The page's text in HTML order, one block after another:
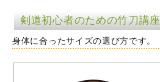
剣道初心者のための竹刀講座
身体に合ったサイズの選び方です。